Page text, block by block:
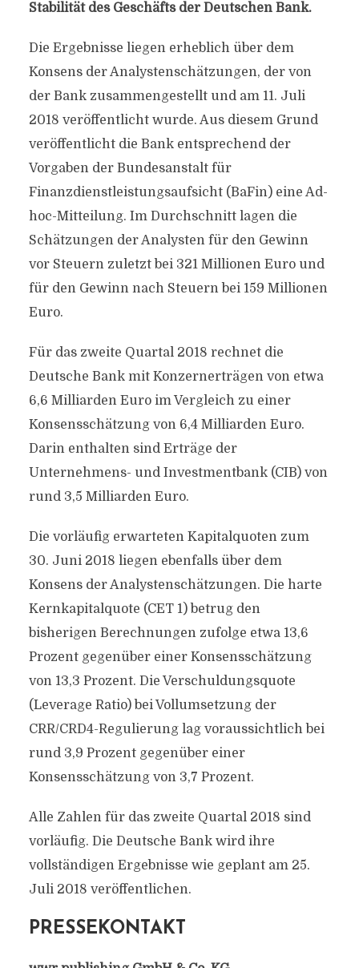
Stabilität des Geschäfts der Deutschen Bank.
Die Ergebnisse liegen erheblich über dem
Konsens der Analystenschätzungen, der von
der Bank zusammengestellt und am 11. Juli
2018 veröffentlicht wurde. Aus diesem Grund
veröffentlicht die Bank entsprechend der
Vorgaben der Bundesanstalt für
Finanzdienstleistungsaufsicht (BaFin) eine Ad-
hoc-Mitteilung. Im Durchschnitt lagen die
Schätzungen der Analysten für den Gewinn
vor Steuern zuletzt bei 321 Millionen Euro und
für den Gewinn nach Steuern bei 159 Millionen
Euro.
Für das zweite Quartal 2018 rechnet die
Deutsche Bank mit Konzernerträgen von etwa
6,6 Milliarden Euro im Vergleich zu einer
Konsensschätzung von 6,4 Milliarden Euro.
Darin enthalten sind Erträge der
Unternehmens- und Investmentbank (CIB) von
rund 3,5 Milliarden Euro.
Die vorläufig erwarteten Kapitalquoten zum
30. Juni 2018 liegen ebenfalls über dem
Konsens der Analystenschätzungen. Die harte
Kernkapitalquote (CET 1) betrug den
bisherigen Berechnungen zufolge etwa 13,6
Prozent gegenüber einer Konsensschätzung
von 13,3 Prozent. Die Verschuldungsquote
(Leverage Ratio) bei Vollumsetzung der
CRR/CRD4-Regulierung lag voraussichtlich bei
rund 3,9 Prozent gegenüber einer
Konsensschätzung von 3,7 Prozent.
Alle Zahlen für das zweite Quartal 2018 sind
vorläufig. Die Deutsche Bank wird ihre
vollständigen Ergebnisse wie geplant am 25.
Juli 2018 veröffentlichen.
PRESSEKONTAKT